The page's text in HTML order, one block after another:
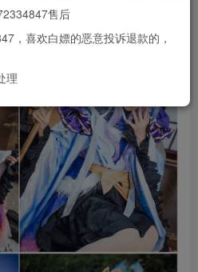
售后
，喜欢白嫖的恶意投诉退款的，
理